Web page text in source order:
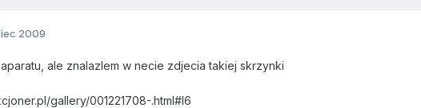
2009
ale znalazlem w necie zdjecia takiej skrzynki
gallery/001221708-.html#I6